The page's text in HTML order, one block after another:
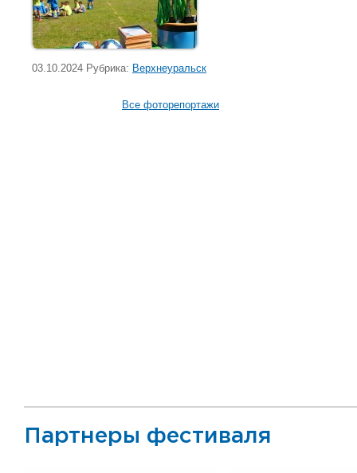
03.10.2024 Рубрика: Верхнеуральск
Все фоторепортажи
Партнеры фестиваля